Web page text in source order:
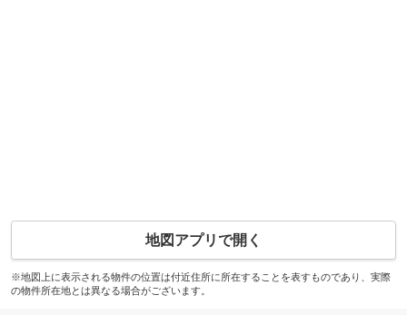
地図アプリで開く
※地図上に表示される物件の位置は付近住所に所在することを表すものであり、実際
の物件所在地とは異なる場合がございます。